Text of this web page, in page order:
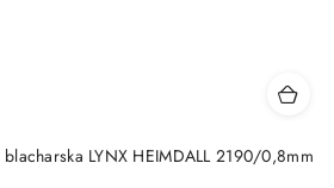
LYNX HEIMDALL 2190/0,8mm